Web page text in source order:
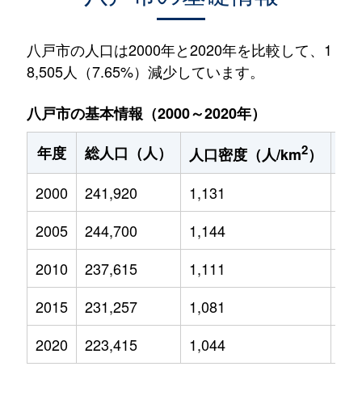
八戸市の人口は2000年と2020年を比較して、1
8,505人（7.65%）減少しています。
八戸市の基本情報（2000～2020年）
年度
総人口（人） 人口密度（人/km2）
2000
241,920 1,131
2005
244,700 1,144
2010
237,615 1,111
2015
231,257 1,081
2020
223,415 1,044